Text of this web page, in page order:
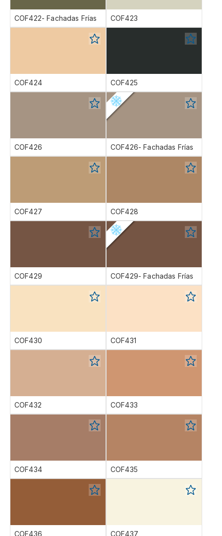
COF422- Fachadas Frías COF423
COF424 COF425
COF426 COF426- Fachadas Frías
COF427 COF428
COF429 COF429- Fachadas Frías
COF430 COF431
COF432 COF433
COF434 COF435
COF436 COF437